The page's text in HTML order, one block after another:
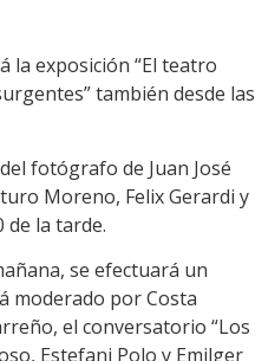
la exposición “El teatro
también desde las
fotógrafo de Juan José
Moreno, Felix Gerardi y
la tarde.
se efectuará un
moderado por Costa
el conversatorio “Los
Estefani Polo y Emilger